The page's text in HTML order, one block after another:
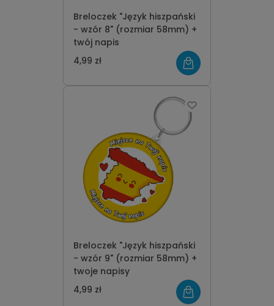
Breloczek "Język hiszpański
- wzór 8" (rozmiar 58mm) +
twój napis
4,99 zł
Breloczek "Język hiszpański
- wzór 9" (rozmiar 58mm) +
twoje napisy
4,99 zł